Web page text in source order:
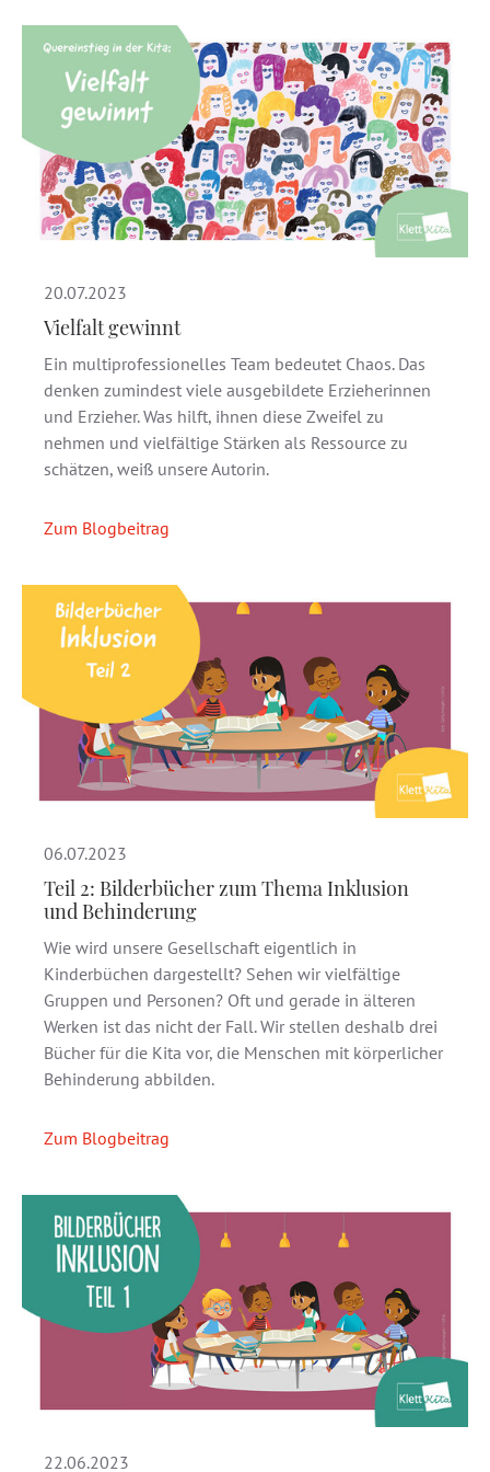
20.07.2023
Vielfalt gewinnt
Ein multiprofessionelles Team bedeutet Chaos. Das
denken zumindest viele ausgebildete Erzieherinnen
und Erzieher. Was hilft, ihnen diese Zweifel zu
nehmen und vielfältige Stärken als Ressource zu
schätzen, weiß unsere Autorin.
Zum Blogbeitrag
06.07.2023
Teil 2: Bilderbücher zum Thema Inklusion
und Behinderung
Wie wird unsere Gesellschaft eigentlich in
Kinderbüchen dargestellt? Sehen wir vielfältige
Gruppen und Personen? Oft und gerade in älteren
Werken ist das nicht der Fall. Wir stellen deshalb drei
Bücher für die Kita vor, die Menschen mit körperlicher
Behinderung abbilden.
Zum Blogbeitrag
22.06.2023